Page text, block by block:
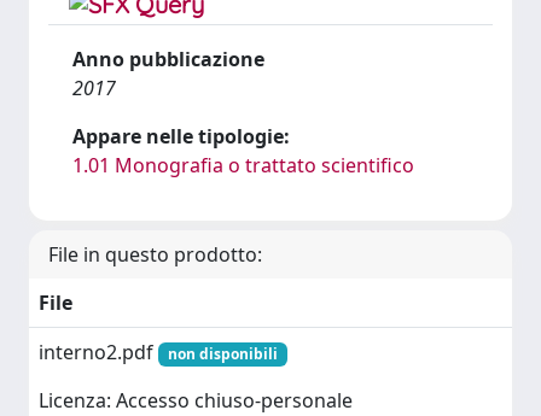
Anno pubblicazione
2017
Appare nelle tipologie:
1.01 Monografia o trattato scientifico
File in questo prodotto:
File
interno2.pdf
non disponibili
Licenza: Accesso chiuso-personale